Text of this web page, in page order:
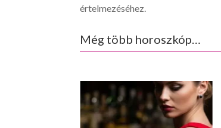
értelmezéséhez.
Még több horoszkóp…